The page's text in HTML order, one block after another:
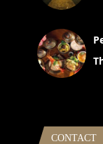
CONTACT